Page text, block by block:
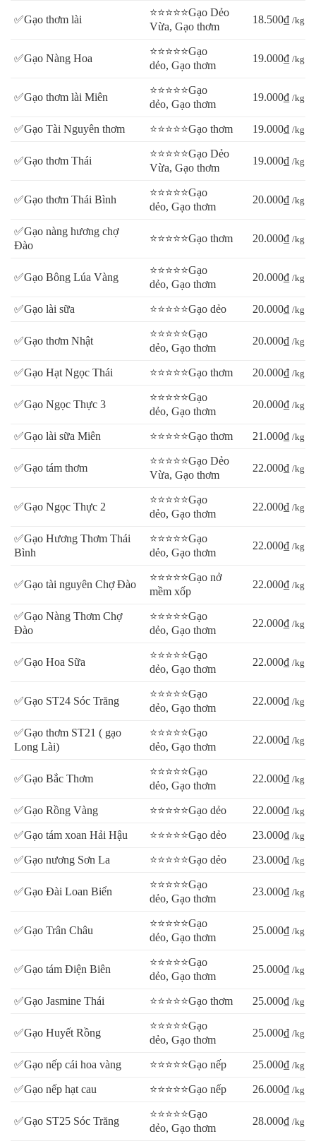
✅Gạo thơm lài
⭐⭐⭐⭐⭐Gạo Dẻo
Vừa, Gạo thơm
18.500₫ /kg
✅Gạo Nàng Hoa
⭐⭐⭐⭐⭐Gạo
dẻo, Gạo thơm
19.000₫ /kg
✅Gạo thơm lài Miên
⭐⭐⭐⭐⭐Gạo
dẻo, Gạo thơm
19.000₫ /kg
✅Gạo Tài Nguyên thơm ⭐⭐⭐⭐⭐Gạo thơm 19.000₫ /kg
✅Gạo thơm Thái
⭐⭐⭐⭐⭐Gạo Dẻo
Vừa, Gạo thơm
19.000₫ /kg
✅Gạo thơm Thái Bình
⭐⭐⭐⭐⭐Gạo
dẻo, Gạo thơm
20.000₫ /kg
✅Gạo nàng hương chợ
Đào
⭐⭐⭐⭐⭐Gạo thơm 20.000₫ /kg
✅Gạo Bông Lúa Vàng
⭐⭐⭐⭐⭐Gạo
dẻo, Gạo thơm
20.000₫ /kg
✅Gạo lài sữa ⭐⭐⭐⭐⭐Gạo dẻo 20.000₫ /kg
✅Gạo thơm Nhật
⭐⭐⭐⭐⭐Gạo
dẻo, Gạo thơm
20.000₫ /kg
✅Gạo Hạt Ngọc Thái ⭐⭐⭐⭐⭐Gạo thơm 20.000₫ /kg
✅Gạo Ngọc Thực 3
⭐⭐⭐⭐⭐Gạo
dẻo, Gạo thơm
20.000₫ /kg
✅Gạo lài sữa Miên ⭐⭐⭐⭐⭐Gạo thơm 21.000₫ /kg
✅Gạo tám thơm
⭐⭐⭐⭐⭐Gạo Dẻo
Vừa, Gạo thơm
22.000₫ /kg
✅Gạo Ngọc Thực 2
⭐⭐⭐⭐⭐Gạo
dẻo, Gạo thơm
22.000₫ /kg
✅Gạo Hương Thơm Thái
Bình
⭐⭐⭐⭐⭐Gạo
dẻo, Gạo thơm
22.000₫ /kg
✅Gạo tài nguyên Chợ Đào
⭐⭐⭐⭐⭐Gạo nở
mềm xốp
22.000₫ /kg
✅Gạo Nàng Thơm Chợ
Đào
⭐⭐⭐⭐⭐Gạo
dẻo, Gạo thơm
22.000₫ /kg
✅Gạo Hoa Sữa
⭐⭐⭐⭐⭐Gạo
dẻo, Gạo thơm
22.000₫ /kg
✅Gạo ST24 Sóc Trăng
⭐⭐⭐⭐⭐Gạo
dẻo, Gạo thơm
22.000₫ /kg
✅Gạo thơm ST21 ( gạo
Long Lài)
⭐⭐⭐⭐⭐Gạo
dẻo, Gạo thơm
22.000₫ /kg
✅Gạo Bắc Thơm
⭐⭐⭐⭐⭐Gạo
dẻo, Gạo thơm
22.000₫ /kg
✅Gạo Rồng Vàng ⭐⭐⭐⭐⭐Gạo dẻo 22.000₫ /kg
✅Gạo tám xoan Hải Hậu ⭐⭐⭐⭐⭐Gạo dẻo 23.000₫ /kg
✅Gạo nương Sơn La ⭐⭐⭐⭐⭐Gạo dẻo 23.000₫ /kg
✅Gạo Đài Loan Biển
⭐⭐⭐⭐⭐Gạo
dẻo, Gạo thơm
23.000₫ /kg
✅Gạo Trân Châu
⭐⭐⭐⭐⭐Gạo
dẻo, Gạo thơm
25.000₫ /kg
✅Gạo tám Điện Biên
⭐⭐⭐⭐⭐Gạo
dẻo, Gạo thơm
25.000₫ /kg
✅Gạo Jasmine Thái ⭐⭐⭐⭐⭐Gạo thơm 25.000₫ /kg
✅Gạo Huyết Rồng
⭐⭐⭐⭐⭐Gạo
dẻo, Gạo thơm
25.000₫ /kg
✅Gạo nếp cái hoa vàng ⭐⭐⭐⭐⭐Gạo nếp 25.000₫ /kg
✅Gạo nếp hạt cau ⭐⭐⭐⭐⭐Gạo nếp 26.000₫ /kg
✅Gạo ST25 Sóc Trăng
⭐⭐⭐⭐⭐Gạo
dẻo, Gạo thơm
28.000₫ /kg